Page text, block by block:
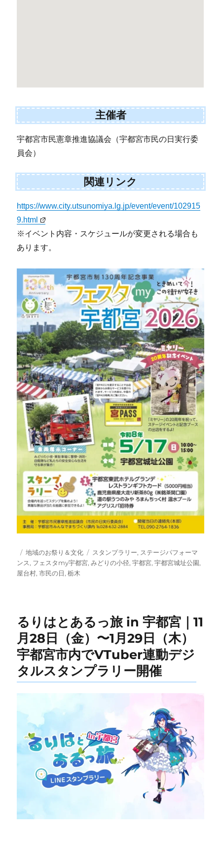
主催者
宇都宮市民憲章推進協議会（宇都宮市民の日実行委
員会）
関連リンク
https://www.city.utsunomiya.lg.jp/event/event/102915
9.html
※イベント内容・スケジュールが変更される場合も
あります。
投
稿
日:
カ
テ
ゴ
地域のお祭り＆文化
タ
グ
スタンプラリー, ステージパフォーマ
ンス, フェスタmy宇都宮,みどりの小径,宇都宮,宇都宮城址公園,
屋台村,市民の日,栃木
るりはとあるっ旅 in 宇都宮｜11
月28日（金）〜1月29日（木）
宇都宮市内でVTuber連動デジ
タルスタンプラリー開催